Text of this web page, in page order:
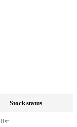
Stock status